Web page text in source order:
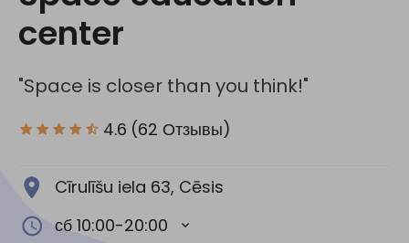
center
"Space is closer than you think!"
4.6 (62 Отзывы)
Cīrulīšu iela 63, Cēsis
сб 10:00-20:00